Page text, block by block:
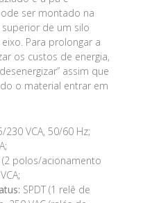
ser montado na
de um silo
Para prolongar a
os custos de energia,
assim que
o material entrar em
230 VCA, 50/60 Hz;
(2 polos/acionamento
SPDT (1 relê de